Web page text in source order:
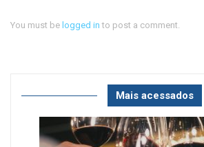
You must be logged in to post a comment.
Mais acessados